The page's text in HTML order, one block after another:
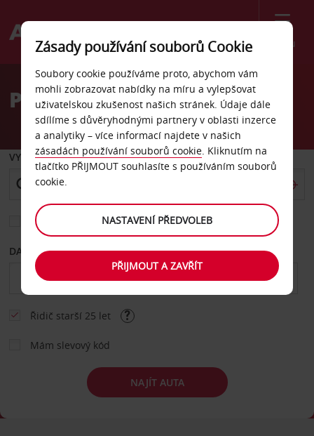
Menu
Welcome
AvisPronájem auta Ramstein
VYZVEDNOUT Z
Vyberte si jiné místo vrácení
DATUM OD DATUM DO
Řidič starší 25 let
Mám slevový kód
NAJÍT AUTA
Zásady používání souborů Cookie
Soubory cookie používáme proto, abychom vám
mohli zobrazovat nabídky na míru a vylepšovat
uživatelskou zkušenost našich stránek. Údaje dále
sdílíme s důvěryhodnými partnery v oblasti inzerce
a analytiky – více informací najdete v našich
zásadách používání souborů cookie. Kliknutím na
tlačítko PŘIJMOUT souhlasíte s používáním souborů
cookie.
NASTAVENÍ PŘEDVOLEB
PŘIJMOUT A ZAVŘÍT